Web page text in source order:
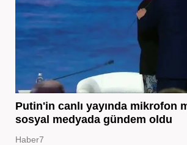
Putin'in canlı yayında mikrofon
sosyal medyada gündem oldu
Haber7